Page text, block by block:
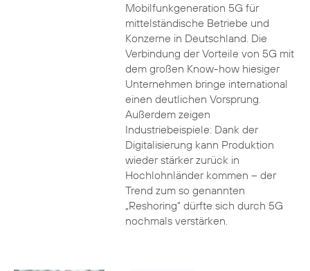
Mobilfunkgeneration 5G für
mittelständische Betriebe und
Konzerne in Deutschland. Die
Verbindung der Vorteile von 5G mit
dem großen Know-how hiesiger
Unternehmen bringe international
einen deutlichen Vorsprung.
Außerdem zeigen
Industriebeispiele: Dank der
Digitalisierung kann Produktion
wieder stärker zurück in
Hochlohnländer kommen – der
Trend zum so genannten
„Reshoring“ dürfte sich durch 5G
nochmals verstärken.